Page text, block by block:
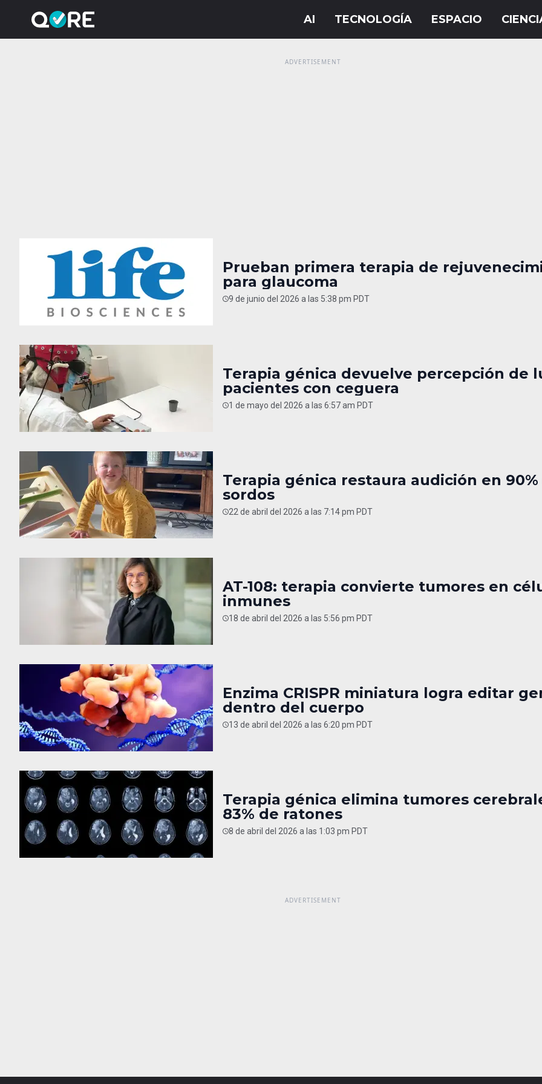
Prueban primera terapia de
para glaucoma
9 de junio del 2026 a las 5:38 pm PDT
Terapia génica devuelve percepción de
pacientes con ceguera
1 de mayo del 2026 a las 6:57 am PDT
Terapia génica restaura audición en 90%
sordos
22 de abril del 2026 a las 7:14 pm PDT
AT-108: terapia convierte tumores en
inmunes
18 de abril del 2026 a las 5:56 pm PDT
Enzima CRISPR miniatura logra editar
dentro del cuerpo
13 de abril del 2026 a las 6:20 pm PDT
Terapia génica elimina tumores
83% de ratones
8 de abril del 2026 a las 1:03 pm PDT